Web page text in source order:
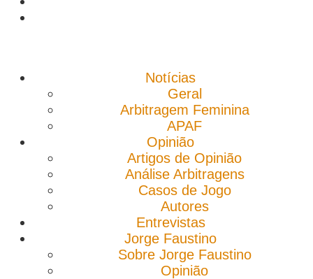
Notícias
Geral
Arbitragem Feminina
APAF
Opinião
Artigos de Opinião
Análise Arbitragens
Casos de Jogo
Autores
Entrevistas
Jorge Faustino
Sobre Jorge Faustino
Opinião